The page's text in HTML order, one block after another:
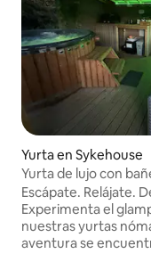
Yurta en Sykehouse
Yurta de lujo con
y cine
Escápate. Relájate.
Experimenta el
nuestras yurtas
aventura se